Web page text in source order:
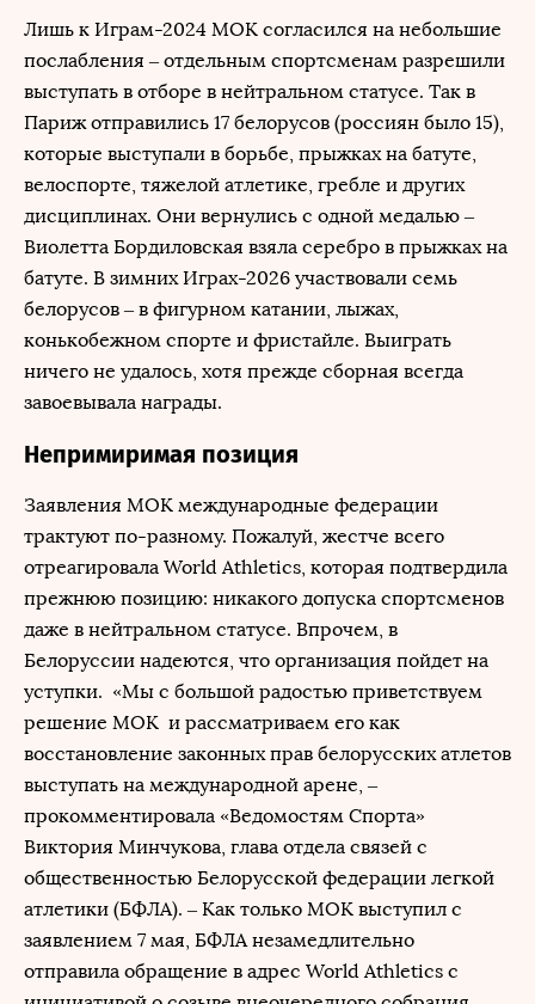
Лишь к Играм-2024 МОК согласился на небольшие
послабления – отдельным спортсменам разрешили
выступать в отборе в нейтральном статусе. Так в
Париж отправились 17 белорусов (россиян было 15),
которые выступали в борьбе, прыжках на батуте,
велоспорте, тяжелой атлетике, гребле и других
дисциплинах. Они вернулись с одной медалью –
Виолетта Бордиловская взяла серебро в прыжках на
батуте. В зимних Играх-2026 участвовали семь
белорусов – в фигурном катании, лыжах,
конькобежном спорте и фристайле. Выиграть
ничего не удалось, хотя прежде сборная всегда
завоевывала награды.
Непримиримая позиция
Заявления МОК международные федерации
трактуют по-разному. Пожалуй, жестче всего
отреагировала World Athletics, которая подтвердила
прежнюю позицию: никакого допуска спортсменов
даже в нейтральном статусе. Впрочем, в
Белоруссии надеются, что организация пойдет на
уступки. «Мы с большой радостью приветствуем
решение МОК и рассматриваем его как
восстановление законных прав белорусских атлетов
выступать на международной арене, –
прокомментировала «Ведомостям Спорта»
Виктория Минчукова, глава отдела связей с
общественностью Белорусской федерации легкой
атлетики (БФЛА). – Как только МОК выступил с
заявлением 7 мая, БФЛА незамедлительно
отправила обращение в адрес World Athletics с